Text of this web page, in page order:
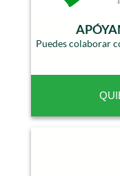
Puedes colaborar